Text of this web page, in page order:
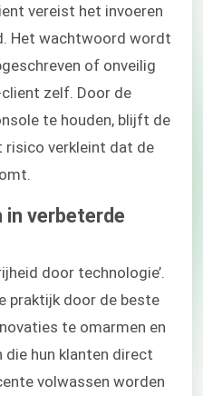
vereist het invoeren
Het wachtwoord wordt
of onveilig
zelf. Door de
te houden, blijft de
risico verkleint dat de
verbeterde
door technologie’.
praktijk door de beste
te omarmen en
die hun klanten direct
volwassen worden